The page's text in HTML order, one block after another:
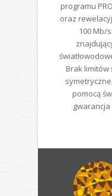
programu
oraz
100 Mb/
Brak limitów
pomocą
gwarancja